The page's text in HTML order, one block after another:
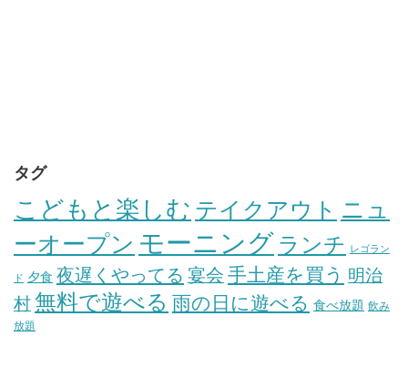
タグ
こどもと楽しむ テイクアウト ニュ
ーオープン モーニング ランチ レゴラン
ド 夕食 夜遅くやってる 宴会 手土産を買う 明治
村無料で遊べる 雨の日に遊べる 食べ放題 飲み
放題